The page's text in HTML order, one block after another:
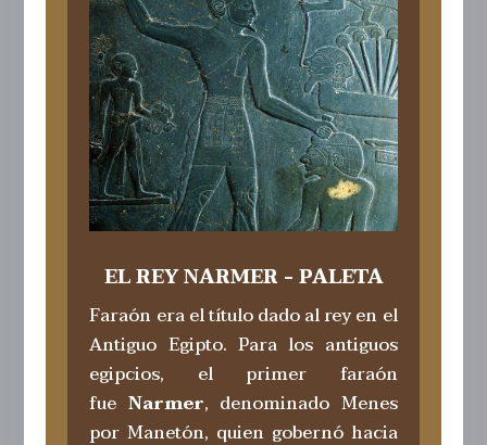
EL REY NARMER - PALETA
Faraón era el título dado al rey en el
Antiguo Egipto. Para los antiguos
egipcios, el primer faraón
fue Narmer, denominado Menes
por Manetón, quien gobernó hacia